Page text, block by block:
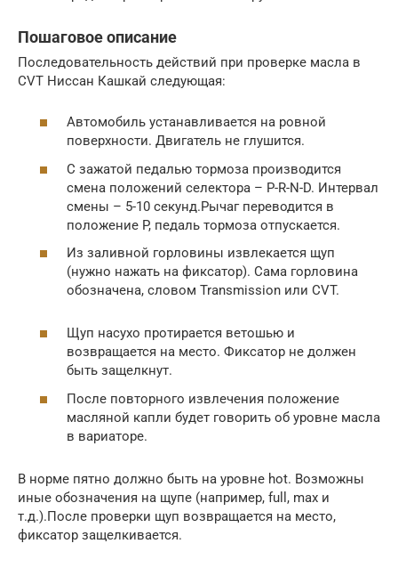
Пошаговое описание
Последовательность действий при проверке масла в
CVT Ниссан Кашкай следующая:
Автомобиль устанавливается на ровной
поверхности. Двигатель не глушится.
С зажатой педалью тормоза производится
смена положений селектора – P-R-N-D. Интервал
смены – 5-10 секунд.Рычаг переводится в
положение P, педаль тормоза отпускается.
Из заливной горловины извлекается щуп
(нужно нажать на фиксатор). Сама горловина
обозначена, словом Transmission или CVT.
Щуп насухо протирается ветошью и
возвращается на место. Фиксатор не должен
быть защелкнут.
После повторного извлечения положение
масляной капли будет говорить об уровне масла
в вариаторе.
В норме пятно должно быть на уровне hot. Возможны
иные обозначения на щупе (например, full, max и
т.д.).После проверки щуп возвращается на место,
фиксатор защелкивается.